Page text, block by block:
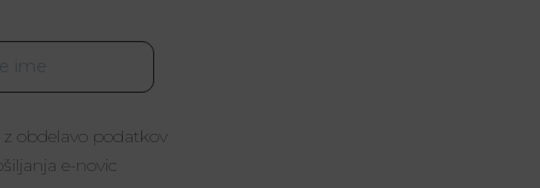
obdelavo podatkov
e-novic